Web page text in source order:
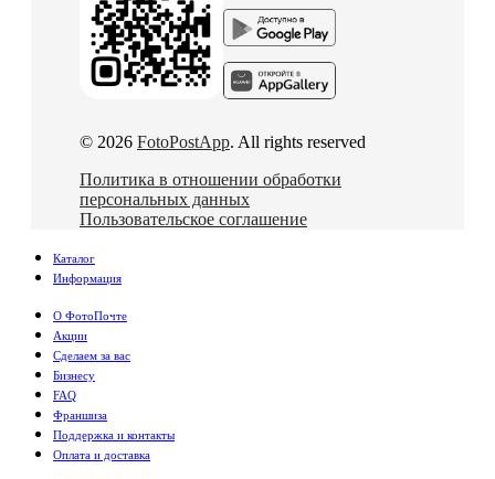
© 2026 FotoPostApp. All rights reserved
Политика в отношении обработки
персональных данных
Пользовательское соглашение
Каталог
Информация
О ФотоПочте
Акции
Сделаем за вас
Бизнесу
FAQ
Франшиза
Поддержка и контакты
Оплата и доставка